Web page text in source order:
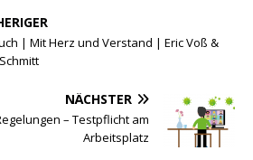
| Mit Herz und Verstand | Eric Voß &
NÄCHSTER
– Testpflicht am
Arbeitsplatz